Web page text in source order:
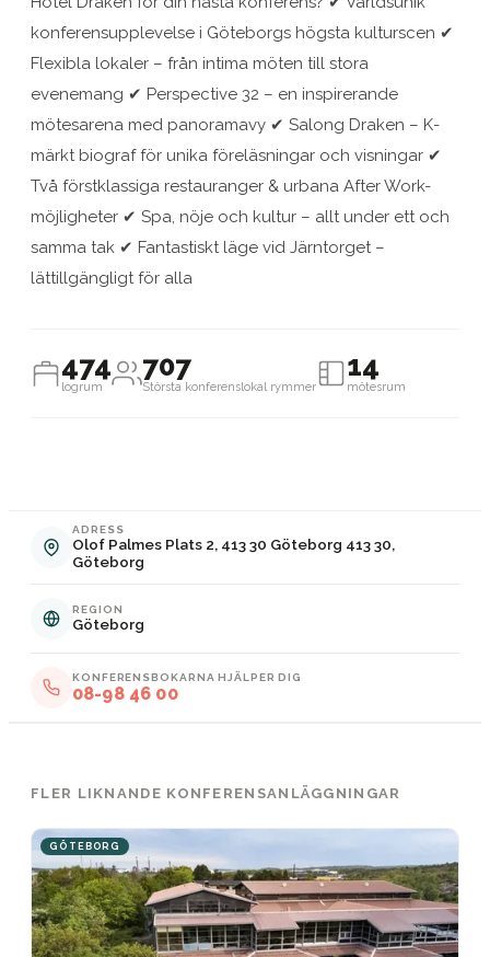
konferensupplevelse i Göteborgs högsta kulturscen ✔
Flexibla lokaler – från intima möten till stora
evenemang ✔ Perspective 32 – en inspirerande
mötesarena med panoramavy ✔ Salong Draken – K-
märkt biograf för unika föreläsningar och visningar ✔
Två förstklassiga restauranger & urbana After Work-
möjligheter ✔ Spa, nöje och kultur – allt under ett och
samma tak ✔ Fantastiskt läge vid Järntorget –
lättillgängligt för alla
474
logrum
707
Största konferenslokal rymmer
14
mötesrum
ADRESS
Olof Palmes Plats 2, 413 30 Göteborg 413 30,
Göteborg
REGION
Göteborg
KONFERENSBOKARNA HJÄLPER DIG
08-98 46 00
FLER LIKNANDE KONFERENSANLÄGGNINGAR
GÖTEBORG